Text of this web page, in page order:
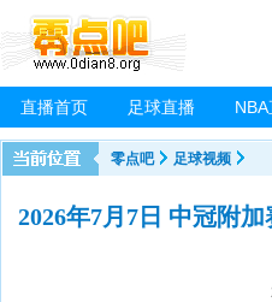
直播首页 足球直播
零点吧 足球视频
2026年7月7日 中冠附